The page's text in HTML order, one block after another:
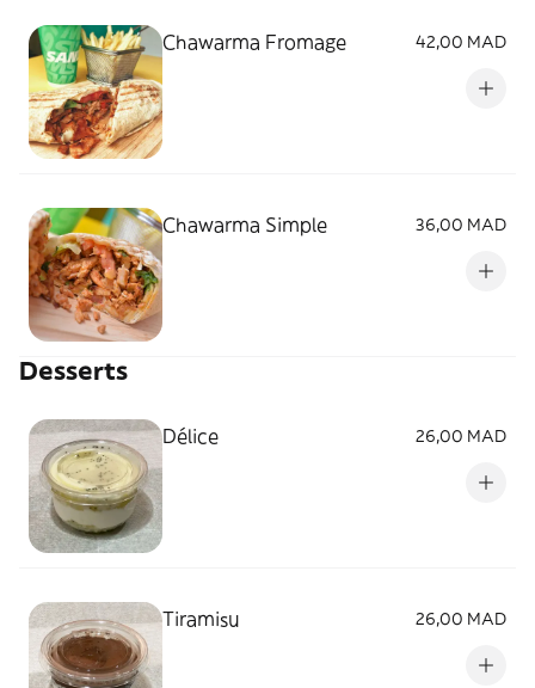
Chawarma Fromage 42,00 MAD
Chawarma Simple 36,00 MAD
Desserts
Délice 26,00 MAD
Tiramisu 26,00 MAD